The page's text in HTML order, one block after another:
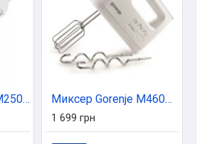
Миксер Rotex RHM250-K Миксер Gorenje M460CDC
1 699 грн